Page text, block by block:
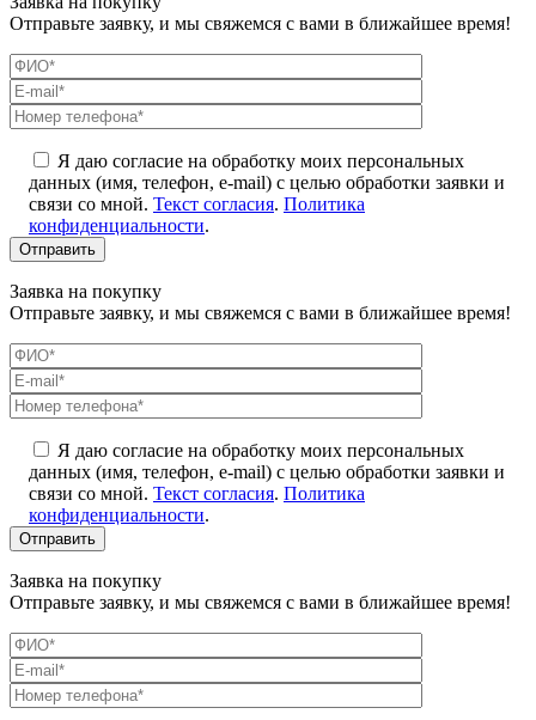
Отправьте заявку, и мы свяжемся с вами в ближайшее время!
Я даю согласие на обработку моих персональных
данных (имя, телефон, e-mail) с целью обработки заявки и
связи со мной. Текст согласия. Политика
конфиденциальности.
Заявка на покупку
Отправьте заявку, и мы свяжемся с вами в ближайшее время!
Я даю согласие на обработку моих персональных
данных (имя, телефон, e-mail) с целью обработки заявки и
связи со мной. Текст согласия. Политика
конфиденциальности.
Заявка на покупку
Отправьте заявку, и мы свяжемся с вами в ближайшее время!